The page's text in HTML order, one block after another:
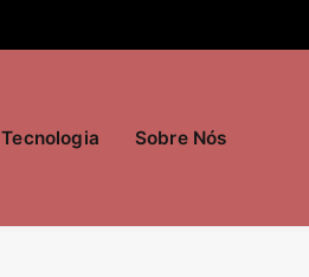
Tecnologia Sobre Nós